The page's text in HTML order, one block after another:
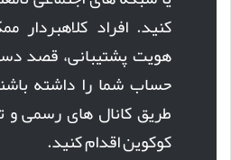
کنید. افراد
هویت پشتیبانی، قصد
حساب شما را داشته
طریق کانال های رسمی و
کوکوین اقدام کنید.